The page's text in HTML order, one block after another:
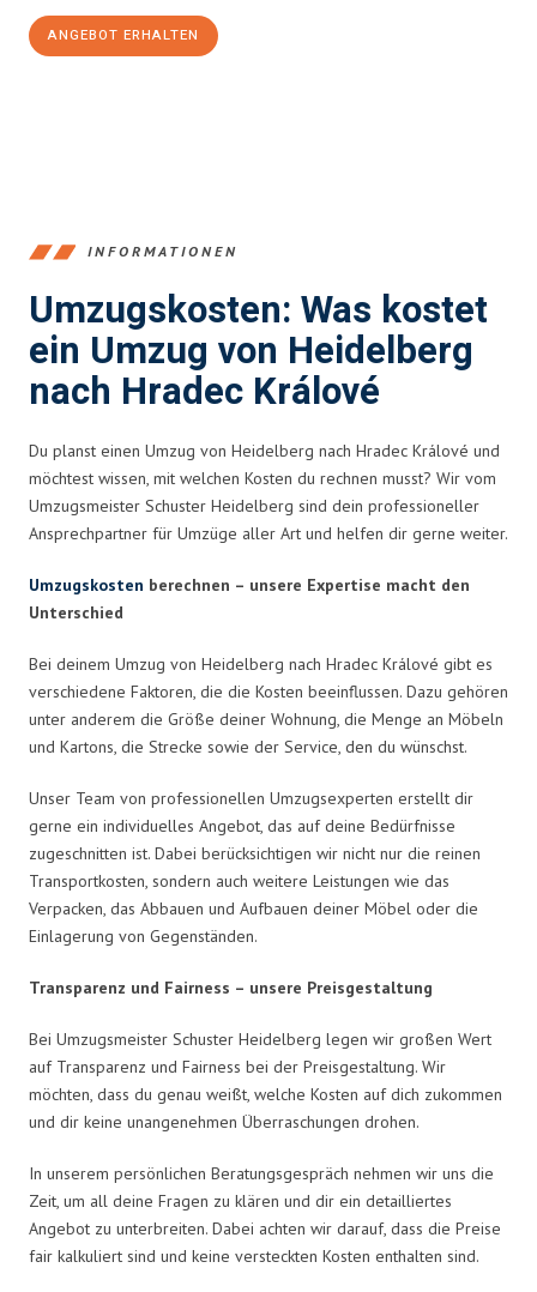
ANGEBOT ERHALTEN
INFORMATIONEN
Umzugskosten: Was kostet
ein Umzug von Heidelberg
nach Hradec Králové
Du planst einen Umzug von Heidelberg nach Hradec Králové und
möchtest wissen, mit welchen Kosten du rechnen musst? Wir vom
Umzugsmeister Schuster Heidelberg sind dein professioneller
Ansprechpartner für Umzüge aller Art und helfen dir gerne weiter.
Umzugskosten berechnen – unsere Expertise macht den
Unterschied
Bei deinem Umzug von Heidelberg nach Hradec Králové gibt es
verschiedene Faktoren, die die Kosten beeinflussen. Dazu gehören
unter anderem die Größe deiner Wohnung, die Menge an Möbeln
und Kartons, die Strecke sowie der Service, den du wünschst.
Unser Team von professionellen Umzugsexperten erstellt dir
gerne ein individuelles Angebot, das auf deine Bedürfnisse
zugeschnitten ist. Dabei berücksichtigen wir nicht nur die reinen
Transportkosten, sondern auch weitere Leistungen wie das
Verpacken, das Abbauen und Aufbauen deiner Möbel oder die
Einlagerung von Gegenständen.
Transparenz und Fairness – unsere Preisgestaltung
Bei Umzugsmeister Schuster Heidelberg legen wir großen Wert
auf Transparenz und Fairness bei der Preisgestaltung. Wir
möchten, dass du genau weißt, welche Kosten auf dich zukommen
und dir keine unangenehmen Überraschungen drohen.
In unserem persönlichen Beratungsgespräch nehmen wir uns die
Zeit, um all deine Fragen zu klären und dir ein detailliertes
Angebot zu unterbreiten. Dabei achten wir darauf, dass die Preise
fair kalkuliert sind und keine versteckten Kosten enthalten sind.